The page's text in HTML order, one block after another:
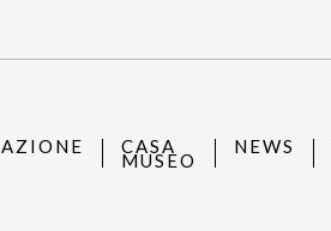
CASA
MUSEO
NEWS